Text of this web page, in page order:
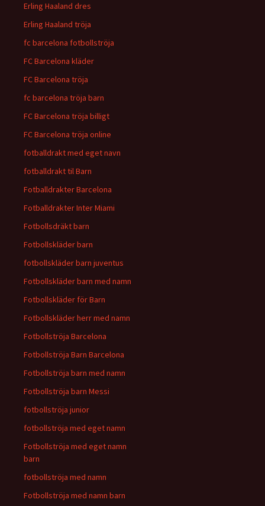
Erling Haaland dres
Erling Haaland tröja
fc barcelona fotbollströja
FC Barcelona kläder
FC Barcelona tröja
fc barcelona tröja barn
FC Barcelona tröja billigt
FC Barcelona tröja online
fotballdrakt med eget navn
fotballdrakt til Barn
Fotballdrakter Barcelona
Fotballdrakter Inter Miami
Fotbollsdräkt barn
Fotbollskläder barn
fotbollskläder barn juventus
Fotbollskläder barn med namn
Fotbollskläder för Barn
Fotbollskläder herr med namn
Fotbollströja Barcelona
Fotbollströja Barn Barcelona
Fotbollströja barn med namn
Fotbollströja barn Messi
fotbollströja junior
fotbollströja med eget namn
Fotbollströja med eget namn
barn
fotbollströja med namn
Fotbollströja med namn barn